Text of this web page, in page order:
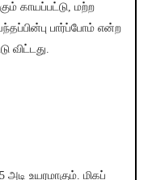
காயப்பட்டு, மற்ற
பார்ப்போம் என்ற
அடி உயரமாகும். மிகப்